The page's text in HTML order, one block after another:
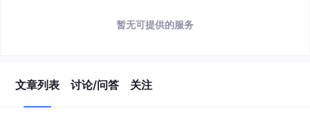
暂无可提供的服务
文章列表 讨论/问答 关注